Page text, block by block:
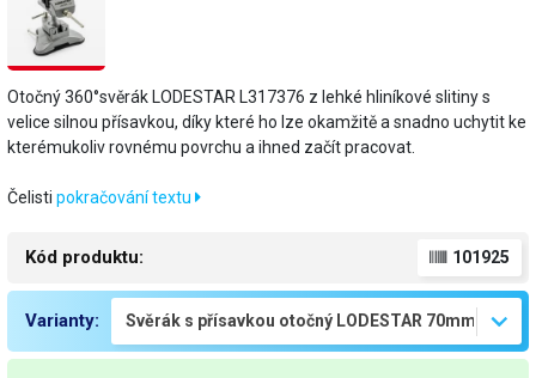
Otočný 360°svěrák LODESTAR L317376 z lehké hliníkové slitiny s
velice silnou přísavkou, díky které ho lze okamžitě a snadno uchytit ke
kterémukoliv rovnému povrchu a ihned začít pracovat.
Čelisti pokračování textu
Kód produktu: 101925
Varianty: